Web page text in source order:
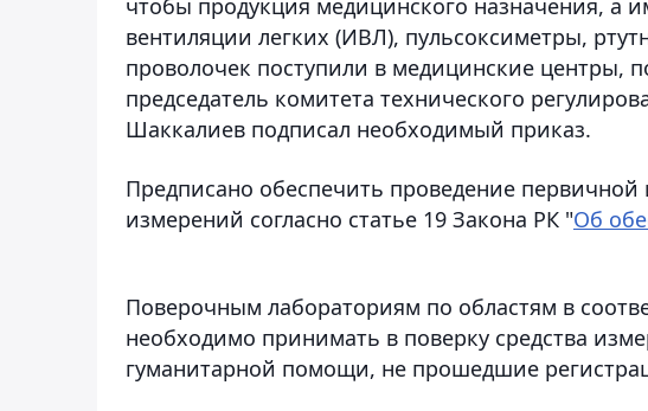
вентиляции легких (ИВЛ), пульсоксиметры,
проволочек поступили в медицинские центры,
председатель комитета технического
Шаккалиев подписал необходимый приказ.
Предписано обеспечить проведение
измерений согласно статье 19 Закона РК "Об
Поверочным лабораториям по областям в
необходимо принимать в поверку средства
гуманитарной помощи, не прошедшие